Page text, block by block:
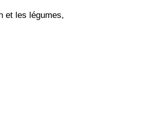
et les légumes,